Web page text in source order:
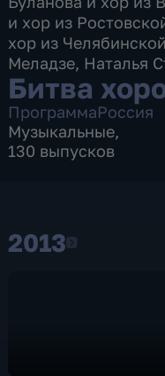
и хор из
хор из
Меладзе, Наталья
Битва
ПрограммаРоссия
Музыкальные,
130 выпусков
20132013